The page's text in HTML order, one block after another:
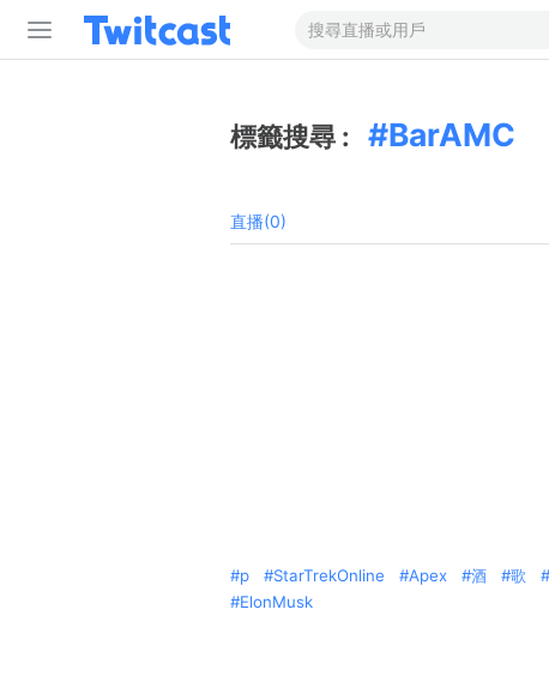
標籤搜尋 : BarAMC
直播(0)
p StarTrekOnline Apex 酒 歌
ElonMusk